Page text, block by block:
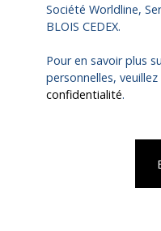
Société Worldline,
BLOIS CEDEX.
Pour en savoir plus
personnelles,
confidentialité.